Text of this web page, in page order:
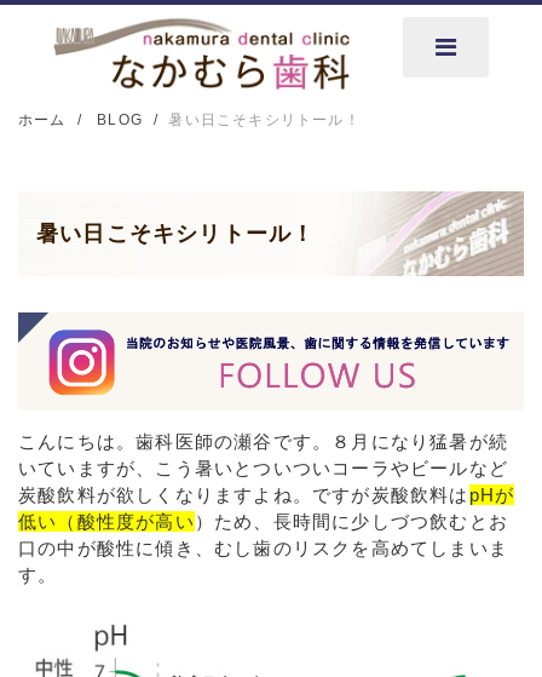
ホーム BLOG 暑い日こそキシリトール！
暑い日こそキシリトール！
こんにちは。歯科医師の瀬谷です。８月になり猛暑が続
いていますが、こう暑いとついついコーラやビールなど
炭酸飲料が欲しくなりますよね。ですが炭酸飲料は pHが
低い（酸性度が高い ）ため、長時間に少しづつ飲むとお
口の中が酸性に傾き、むし歯のリスクを高めてしまいま
す。